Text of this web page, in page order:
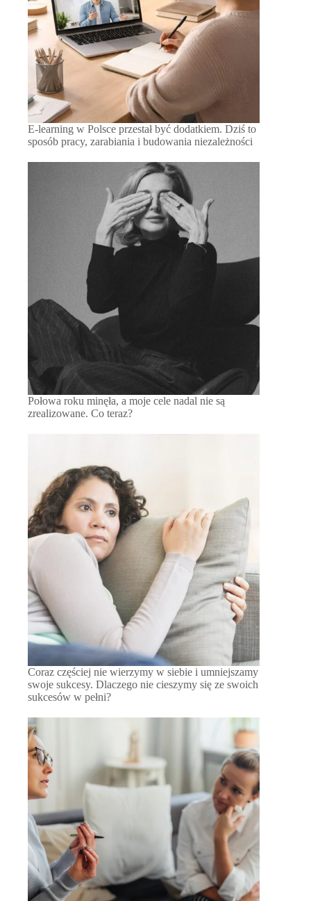
E-learning w Polsce przestał być dodatkiem. Dziś to
sposób pracy, zarabiania i budowania niezależności
Połowa roku minęła, a moje cele nadal nie są
zrealizowane. Co teraz?
Coraz częściej nie wierzymy w siebie i umniejszamy
swoje sukcesy. Dlaczego nie cieszymy się ze swoich
sukcesów w pełni?